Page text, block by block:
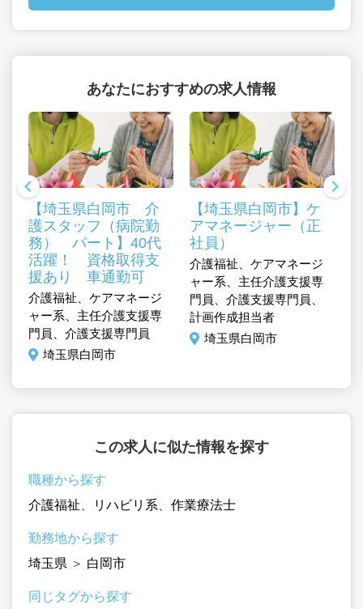
あなたにおすすめの求人情報
【埼玉県白岡市 介
護スタッフ（病院勤
務） パート】40代
活躍！ 資格取得支
援あり 車通勤可
介護福祉、ケアマネージ
ャー系、主任介護支援専
門員、介護支援専門員
埼玉県白岡市
【埼玉県白岡市】ケ
アマネージャー（正
社員）
介護福祉、ケアマネージ
ャー系、主任介護支援専
門員、介護支援専門員、
計画作成担当者
埼玉県白岡市
この求人に似た情報を探す
職種から探す
介護福祉、 リハビリ系、 作業療法士
勤務地から探す
埼玉県 ＞ 白岡市
同じタグから探す